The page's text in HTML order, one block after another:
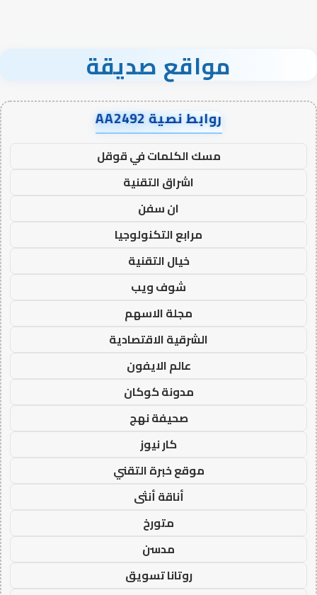
مواقع صديقة
روابط نصية AA2492
مسك الكلمات في قوقل
اشراق التقنية
ان سفن
مرابع التكنولوجيا
خيال التقنية
شوف ويب
مجلة الاسهم
الشرقية الاقتصادية
عالم الايفون
مدونة كوكان
صحيفة نهج
كار نيوز
موقع خبرة التقني
أناقة أنثى
متورخ
مدسن
روتانا تسويق